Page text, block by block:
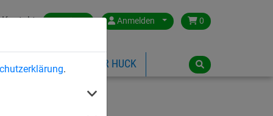
.
Kontakt Austria Anmelden 0
ÜBER HUCK